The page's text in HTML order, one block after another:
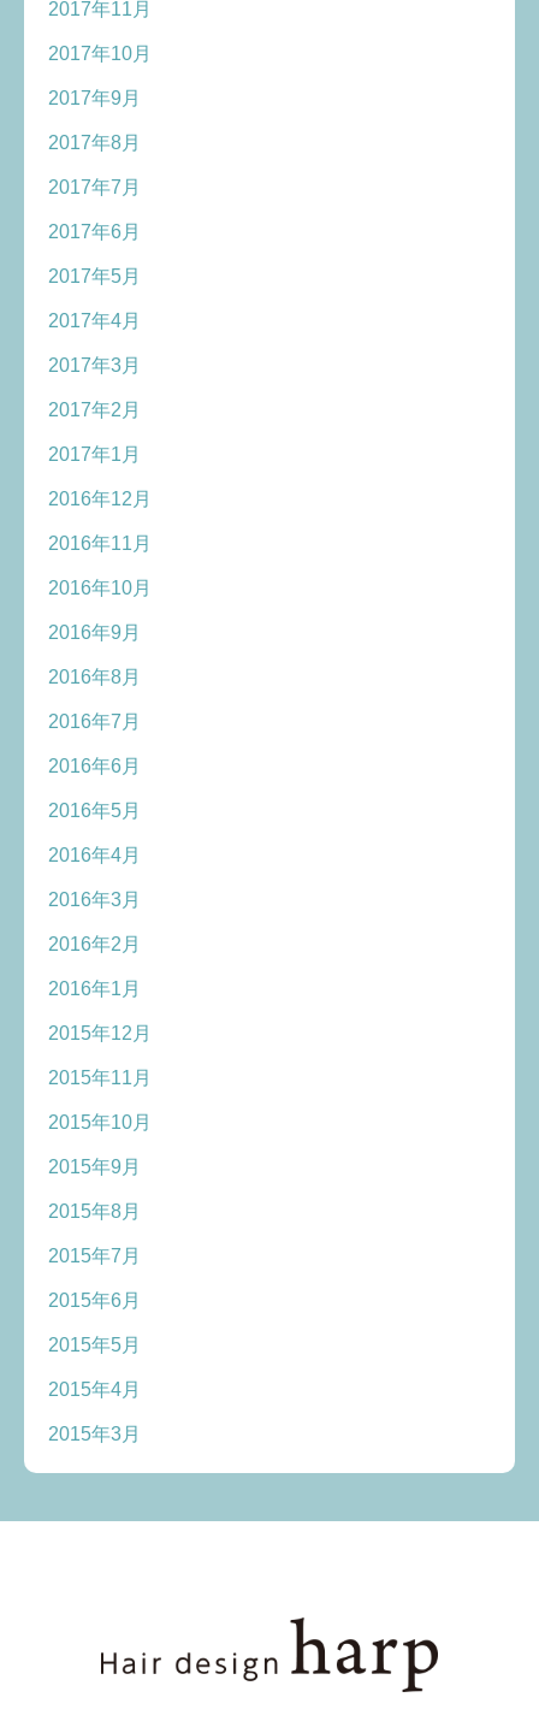
2017年11月
2017年10月
2017年9月
2017年8月
2017年7月
2017年6月
2017年5月
2017年4月
2017年3月
2017年2月
2017年1月
2016年12月
2016年11月
2016年10月
2016年9月
2016年8月
2016年7月
2016年6月
2016年5月
2016年4月
2016年3月
2016年2月
2016年1月
2015年12月
2015年11月
2015年10月
2015年9月
2015年8月
2015年7月
2015年6月
2015年5月
2015年4月
2015年3月